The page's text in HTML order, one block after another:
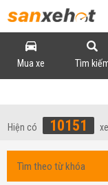
Mua xe Tìm
Hiện có 10151